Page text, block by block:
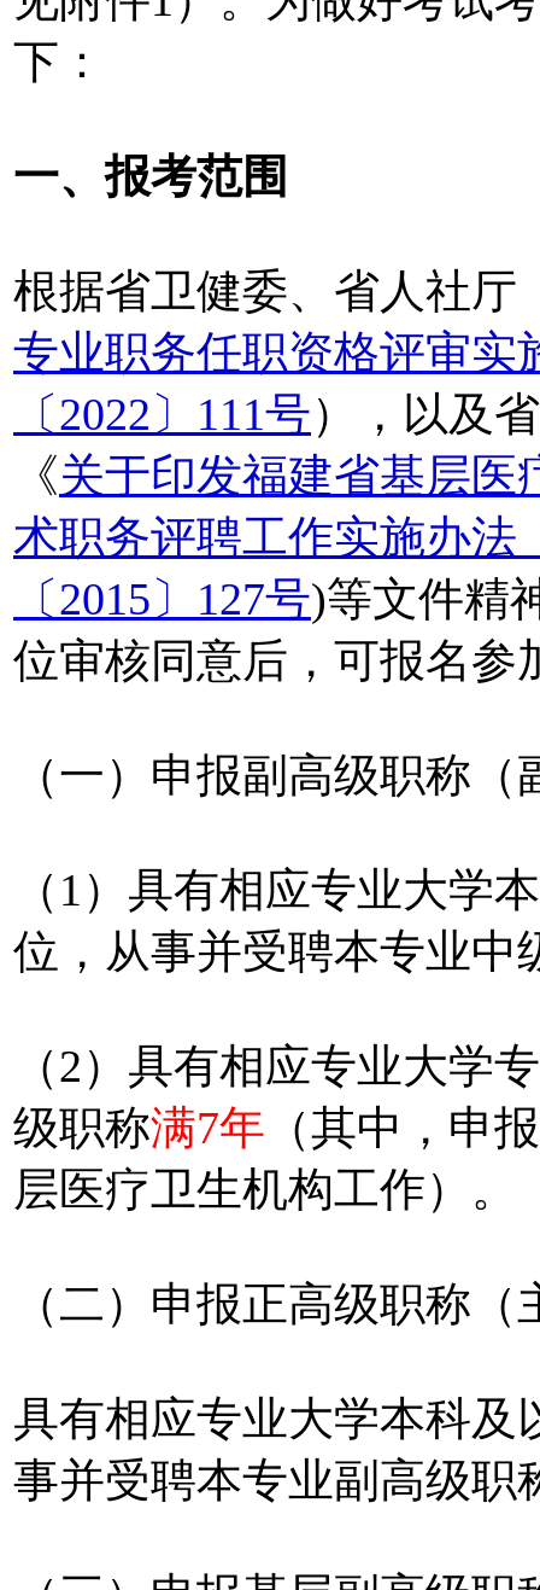
下：
一、报考范围
根据省卫健委、省人社厅
专业职务任职资格评审实
〔2022〕111号），以及
《关于印发福建省基层医
术职务评聘工作实施办法
〔2015〕127号)等文件精
位审核同意后，可报名参
（一）申报副高级职称
（1）具有相应专业大学
位，从事并受聘本专业中
（2）具有相应专业大学
级职称满7年 （其中，申
层医疗卫生机构
（二）申报正高级职称
具有相应专业大学本科及
事并受聘本专业副高级职